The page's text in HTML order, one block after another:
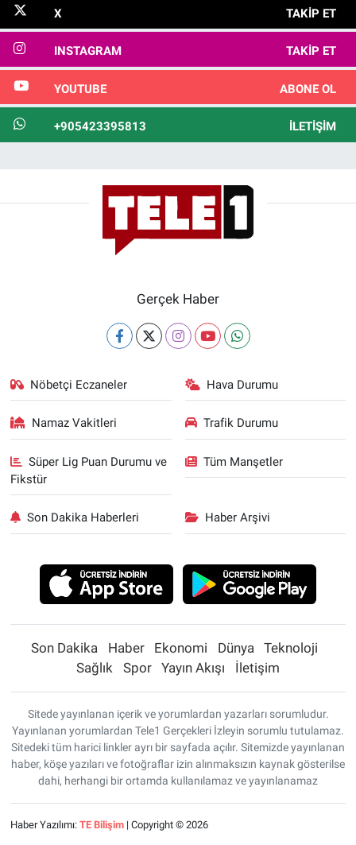
X TAKIP ET
INSTAGRAM TAKIP ET
YOUTUBE ABONE OL
+905423395813 İLETIŞIM
Gerçek Haber
Nöbetçi Eczaneler Hava Durumu
Namaz Vakitleri Trafik Durumu
Süper Lig Puan Durumu ve
Fikstür
Tüm Manşetler
Son Dakika Haberleri Haber Arşivi
Son Dakika Haber Ekonomi Dünya
Teknoloji
Sağlık
Spor Yayın Akışı İletişim
Sitede yayınlanan içerik ve yorumlardan yazarları sorumludur.
Yayınlanan yorumlardan Tele1 Gerçekleri İzleyin sorumlu tutulamaz.
Sitedeki tüm harici linkler ayrı bir sayfada açılır. Sitemizde yayınlanan
haber, köşe yazıları ve fotoğraflar izin alınmaksızın kaynak gösterilse
dahi, herhangi bir ortamda kullanılamaz ve yayınlanamaz
Haber Yazılımı: TE Bilişim| Copyright © 2026